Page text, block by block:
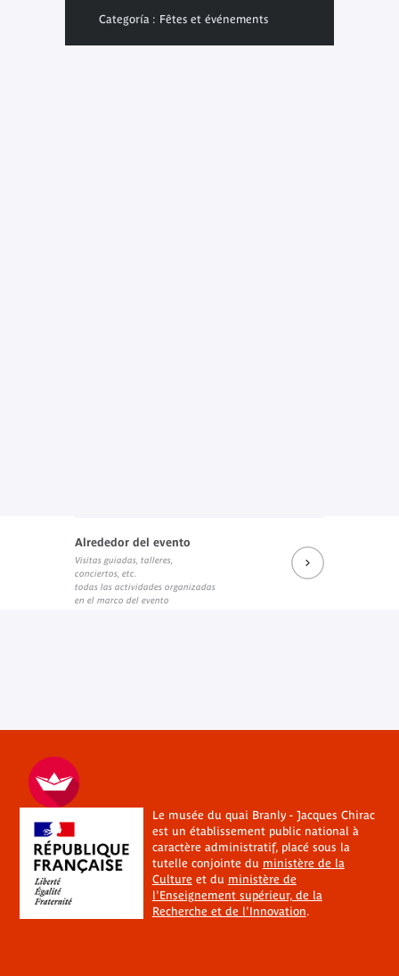
Categoría : Fêtes et événements
Alrededor del evento
Visitas guiadas, talleres,
conciertos, etc.
todas las actividades organizadas
en el marco del evento
Le musée du quai Branly - Jacques Chirac
est un établissement public national à
caractère administratif, placé sous la
tutelle conjointe du ministère de la
Cultureet du ministère de
l'Enseignement supérieur, de la
Recherche et de l'Innovation.